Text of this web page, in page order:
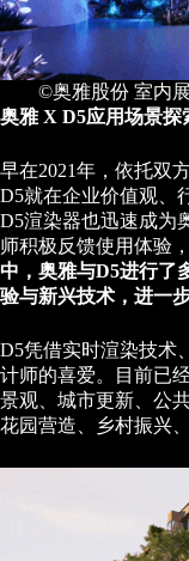
©奥雅股份 室内
奥雅 X D5应用场景探
早在2021年，依托双
D5就在企业价值观、
D5渲染器也迅速成为
师积极反馈使用体验
中，奥雅与D5进行了
验与新兴技术，进一
D5凭借实时渲染技术
计师的喜爱。目前已
景观、城市更新、公
花园营造、乡村振兴